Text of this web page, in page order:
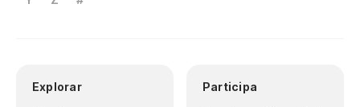
Explorar Participa